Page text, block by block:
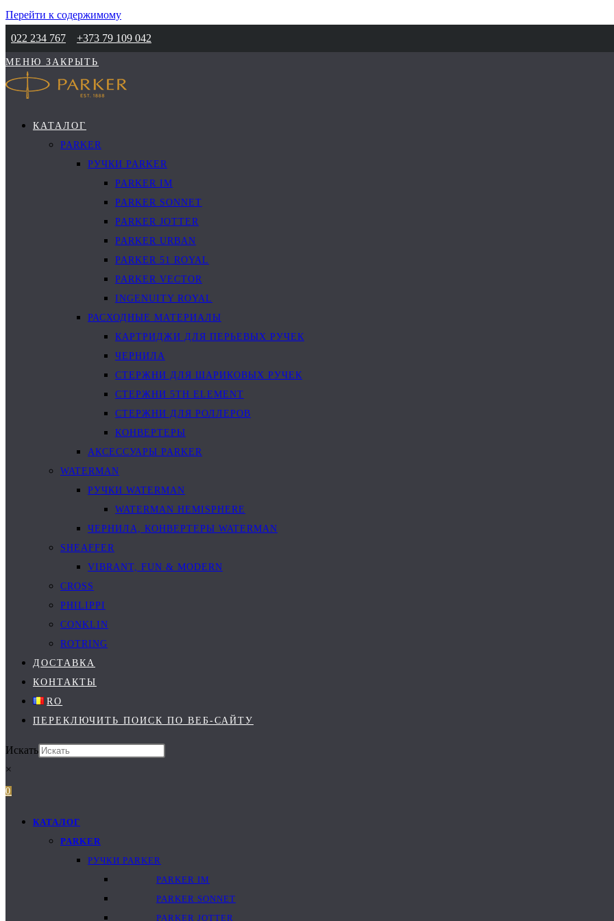
Перейти к содержимому
022 234 767
+373 79 109 042
МЕНЮ ЗАКРЫТЬ
КАТАЛОГ
PARKER
РУЧКИ PARKER
PARKER IM
PARKER SONNET
PARKER JOTTER
PARKER URBAN
PARKER 51 ROYAL
PARKER VECTOR
INGENUITY ROYAL
РАСХОДНЫЕ МАТЕРИАЛЫ
КАРТРИДЖИ ДЛЯ ПЕРЬЕВЫХ РУЧЕК
ЧЕРНИЛА
СТЕРЖНИ ДЛЯ ШАРИКОВЫХ РУЧЕК
СТЕРЖНИ 5TH ELEMENT
СТЕРЖНИ ДЛЯ РОЛЛЕРОВ
КОНВЕРТЕРЫ
АКСЕССУАРЫ PARKER
WATERMAN
РУЧКИ WATERMAN
WATERMAN HEMISPHERE
ЧЕРНИЛА, КОНВЕРТЕРЫ WATERMAN
SHEAFFER
VIBRANT, FUN & MODERN
CROSS
PHILIPPI
CONKLIN
ROTRING
ДОСТАВКА
КОНТАКТЫ
RO
ПЕРЕКЛЮЧИТЬ ПОИСК ПО ВЕБ-САЙТУ
Искать
×
0
КАТАЛОГ
PARKER
РУЧКИ PARKER
PARKER IM
PARKER SONNET
PARKER JOTTER